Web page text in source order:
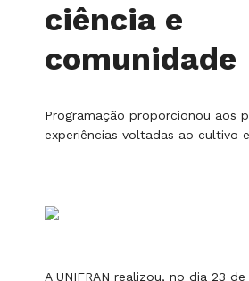
ciência e
comunidade
Programação proporcionou aos
experiências voltadas ao cultivo
A UNIFRAN realizou, no dia 23 de